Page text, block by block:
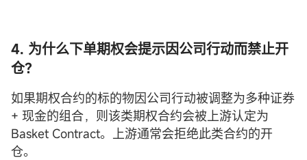
4. 为什么下单期权会提示因公司行动而禁止开
仓？
如果期权合约的标的物因公司行动被调整为多种证券
+ 现金的组合，则该类期权合约会被上游认定为
Basket Contract。上游通常会拒绝此类合约的开
仓。